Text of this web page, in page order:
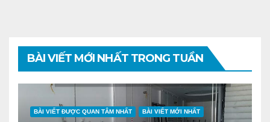
BÀI VIẾT MỚI NHẤT TRONG TUẦN
BÀI VIẾT ĐƯỢC QUAN TÂM NHẤT BÀI VIẾT MỚI NHẤT